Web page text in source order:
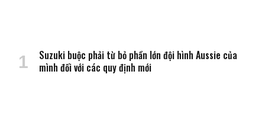
Suzuki buộc phải từ bỏ phần lớn đội hình Aussie của
mình đối với các quy định mới